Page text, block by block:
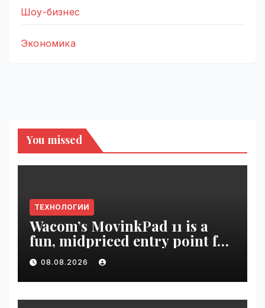
Шоу-бизнес
Экономика
You missed
ТЕХНОЛОГИИ
Wacom’s MovinkPad 11 is a
fun, midpriced entry point for
digital artists | VseTime.ru
08.08.2026